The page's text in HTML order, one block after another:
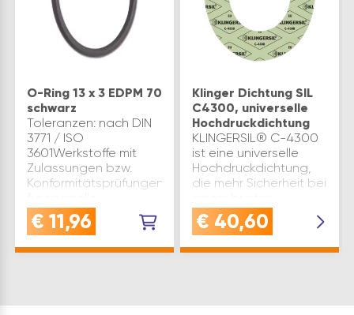
O-Ring 13 x 3 EDPM 70
schwarz
Toleranzen: nach DIN
3771 / ISO
3601Werkstoffe mit
Zulassungen bzw.
Konformitätsprüfungen
Anwendungen
(Gas,Trinkwasser,
€ 11,96
Klinger Dichtung SIL
C4300, universelle
Hochdruckdichtung
KLINGERSIL® C-4300
ist eine universelle
Hochdruckdichtung,
die mehr Sicherheit bei
Anwendungsspektrum
bietet.Beständig
€ 40,60